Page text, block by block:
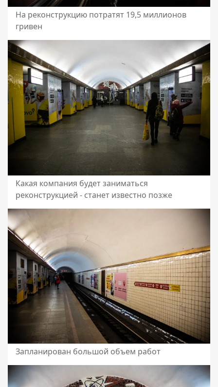
На реконструкцию потратят 19,5 миллионов
гривен
Какая компания будет заниматься
реконструкцией - станет известно позже
Запланирован большой объем работ